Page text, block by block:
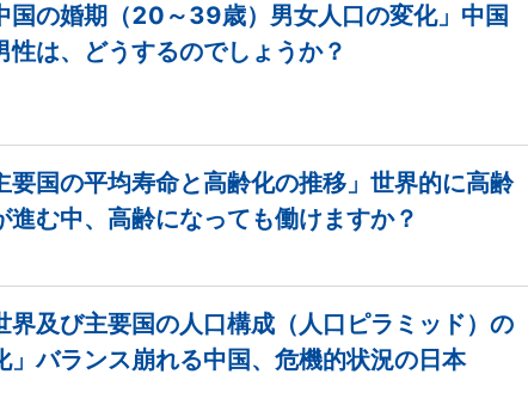
国の婚期（20～39歳）男女人口の変化」中国
性は、どうするのでしょうか？
要国の平均寿命と高齢化の推移」世界的に高齢
進む中、高齢になっても働けますか？
界及び主要国の人口構成（人口ピラミッド）の
」バランス崩れる中国、危機的状況の日本